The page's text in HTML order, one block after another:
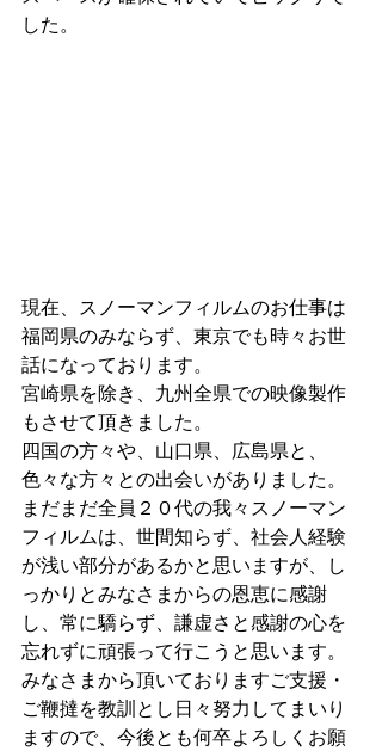
した。
現在、スノーマンフィルムのお仕事は
福岡県のみならず、東京でも時々お世
話になっております。
宮崎県を除き、九州全県での映像製作
もさせて頂きました。
四国の方々や、山口県、広島県と、
色々な方々との出会いがありました。
まだまだ全員２０代の我々スノーマン
フィルムは、世間知らず、社会人経験
が浅い部分があるかと思いますが、し
っかりとみなさまからの恩恵に感謝
し、常に驕らず、謙虚さと感謝の心を
忘れずに頑張って行こうと思います。
みなさまから頂いておりますご支援・
ご鞭撻を教訓とし日々努力してまいり
ますので、今後とも何卒よろしくお願